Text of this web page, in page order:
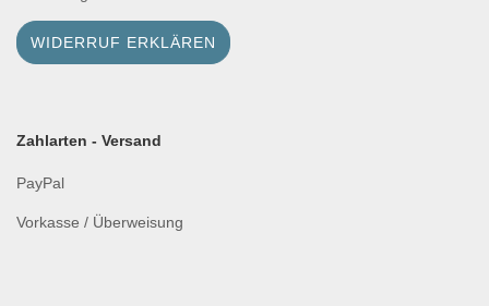
WIDERRUF ERKLÄREN
Zahlarten - Versand
PayPal
Vorkasse / Überweisung